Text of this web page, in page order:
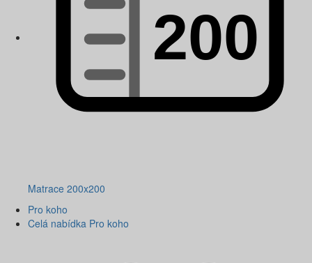
Matrace 200x200
Pro koho
Celá nabídka Pro koho